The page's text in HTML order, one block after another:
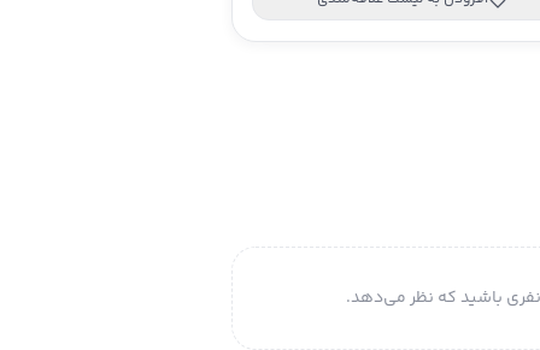
باشید که نظر می‌دهد.